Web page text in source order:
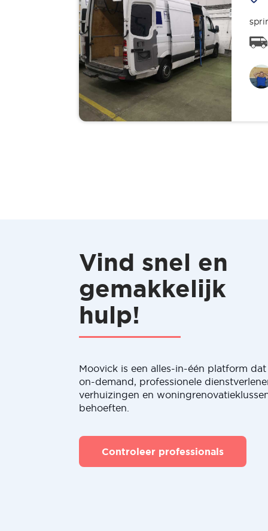
Vind snel en
gemakkelijk
hulp!
Moovick is een alles-in-één platform
on-demand, professionele
verhuizingen en
behoeften.
Controleer professionals